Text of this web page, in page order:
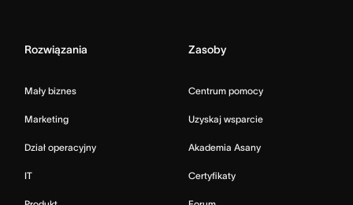
Rozwiązania
Mały biznes
Marketing
Dział operacyjny
IT
Zasoby
Centrum pomocy
Uzyskaj wsparcie
Akademia Asany
Certyfikaty